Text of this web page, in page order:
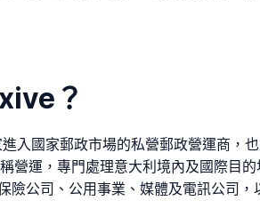
？
入國家郵政市場的私營郵政營運商，
營運，專門處理意大利境內及國際目
險公司、公用事業、媒體及電訊公司